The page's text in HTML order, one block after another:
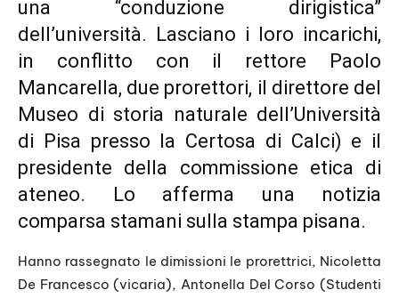
una “conduzione dirigistica”
dell’università. Lasciano i loro incarichi,
in conflitto con il rettore Paolo
Mancarella, due prorettori, il direttore del
Museo di storia naturale dell’Università
di Pisa presso la Certosa di Calci) e il
presidente della commissione etica di
ateneo. Lo afferma una notizia
comparsa stamani sulla stampa pisana.
Hanno rassegnato le dimissioni le prorettrici, Nicoletta
De Francesco (vicaria), Antonella Del Corso (Studenti